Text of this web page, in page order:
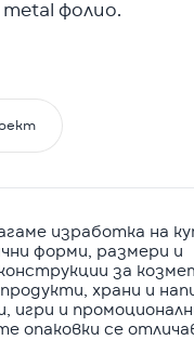
фолио.
изработка на
форми, размери и
за
храни и
игри и
опаковки се